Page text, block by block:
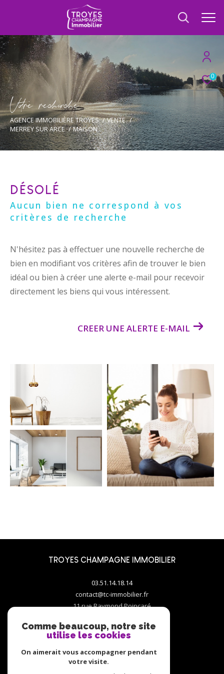
0
Vore recece
AGENCE IMMOBILIÈRE TROYES
VENTE
MERREY SUR ARCE
MAISON
DÉSOLÉ
Aucun bien ne correspond à vos
critères de recherche
N'hésitez pas à effectuer une nouvelle recherche de
bien en modifiant vos critères afin de trouver le bien
idéal ou bien à créer une alerte e-mail pour recevoir
directement les biens qui vous intéressent.
CREER UNE ALERTE E-MAIL
TROYES CHAMPAGNE IMMOBILIER
03.51.14.18.14
contact@tc-immobilier.fr
11 rue Raymond Poincaré
Comme beaucoup, notre site
utilise les cookies
On aimerait vous accompagner pendant
votre visite.